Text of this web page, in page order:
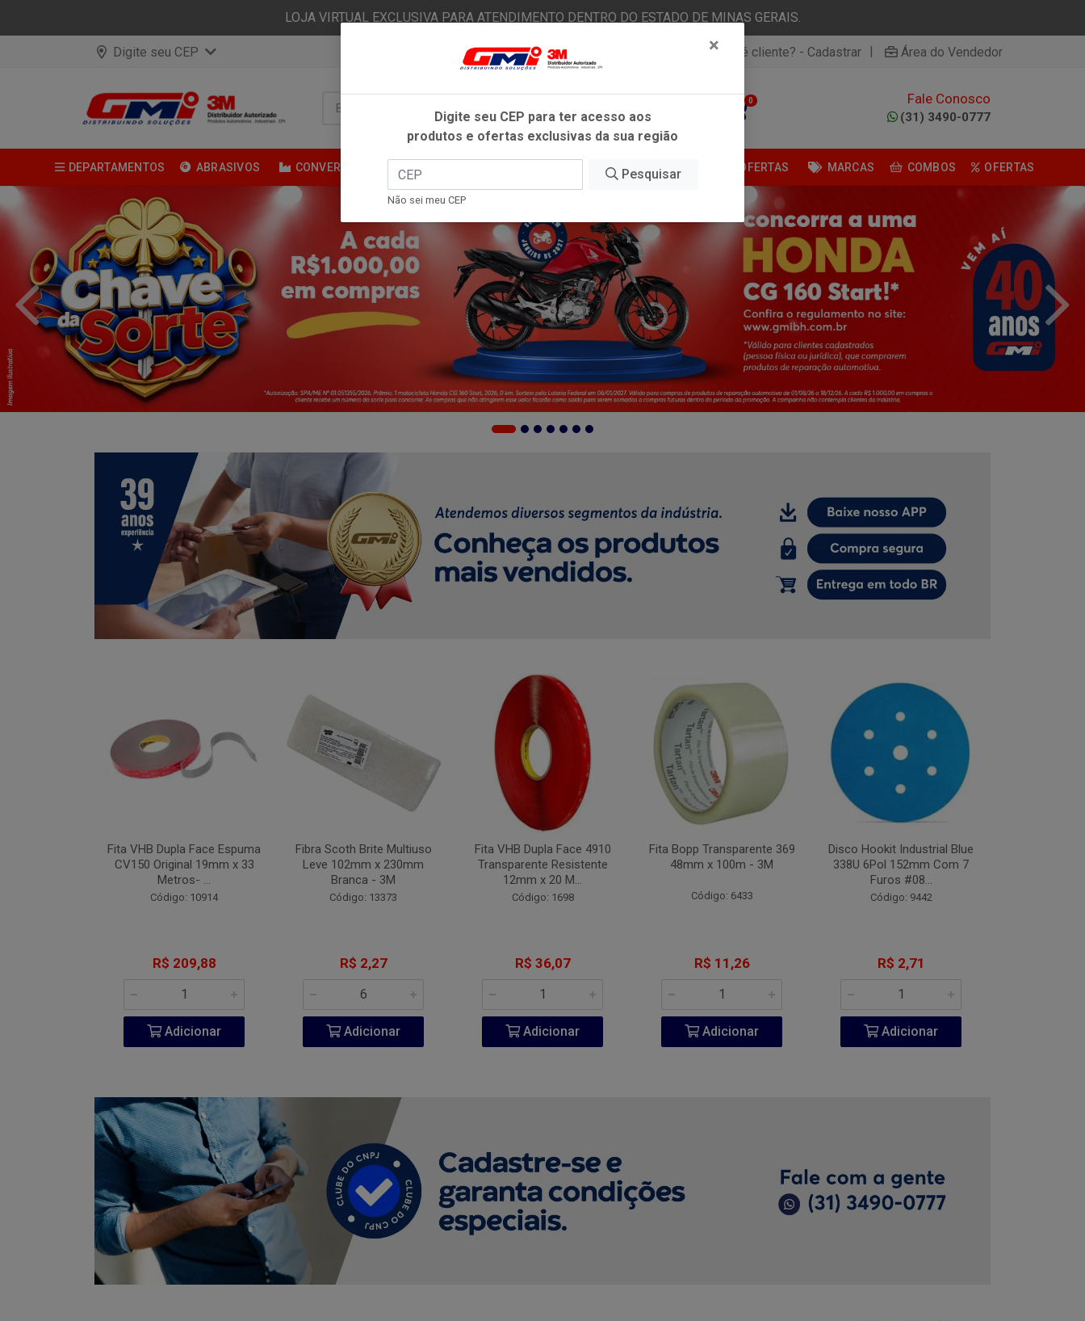
LOJA VIRTUAL EXCLUSIVA PARA ATENDIMENTO DENTRO DO ESTADO DE MINAS GERAIS.
Digite seu CEP Já é cliente? - Entrar Não é cliente? - Cadastrar | Área do Vendedor
0 Fale Conosco
(31) 3490-0777
DEPARTAMENTOS ABRASIVOS CONVERSÃO FITAS ADESIVAS ESTÉTICA AUTOMOTIVA OFERTAS MARCAS COMBOS OFERTAS
Fita VHB Dupla Face Espuma
CV150 Original 19mm x 33
Metros- ...
Código: 10914
R$ 209,88
Adicionar
Fibra Scoth Brite Multiuso
Leve 102mm x 230mm
Branca - 3M
Código: 13373
R$ 2,27
Adicionar
Fita VHB Dupla Face 4910
Transparente Resistente
12mm x 20 M...
Código: 1698
R$ 36,07
Adicionar
Fita Bopp Transparente 369
48mm x 100m - 3M
Código: 6433
R$ 11,26
Adicionar
Disco Hookit Industrial Blue
338U 6Pol 152mm Com 7
Furos #08...
Código: 9442
R$ 2,71
Adicionar
×
Digite seu CEP para ter acesso aos
produtos e ofertas exclusivas da sua região
Pesquisar
Não sei meu CEP